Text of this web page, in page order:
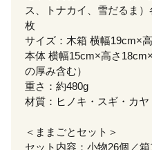
ス、トナカイ、雪だるま
枚
サイズ：木箱 横幅19cm×
本体 横幅15cm×高さ
の厚み含む）
重さ：約480g
材質：ヒノキ・スギ・カヤ
＜ままごとセット＞
セット内容：小物26個／箱